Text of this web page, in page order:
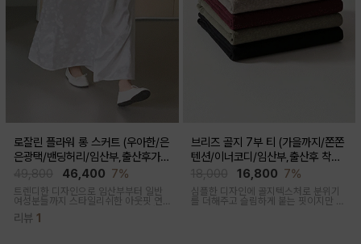
로잘린 플라워 롱 스커트 (우아한/은
은광택/밴딩허리/임산부,출산후가
46,400 7%
트렌디한 디자인으로 임산부부터 일반
여성분들까지 스타일리쉬한 아웃핏 연
패턴과 우아한 광택감이 세련된 롱스커
리뷰 1
브리즈 골지 7부 티 (가을까지/쫀쫀
텐션/이너코디/임산부,출산후 착용
16,800 7%
심플한 디자인에 골지텍스처로 분위기
를 더해주고 슬림하게 붙는 핏이지만 부